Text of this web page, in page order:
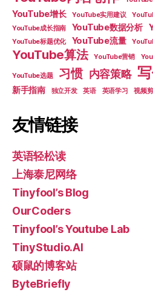
YouTube增长 YouTube实用建议
YouTube成长指南 YouTube数据分析
YouTube标题优化 YouTube流量
YouTube算法 YouTube营销
YouTube选题 习惯 内容策略
新手指南 独立开发 英语 英语学习 视频
友情链接
英语轻松读
上海泰尼网络
Tinyfool’s Blog
OurCoders
Tinyfool’s Youtube Lab
TinyStudio.AI
硕鼠的博客站
ByteBriefly